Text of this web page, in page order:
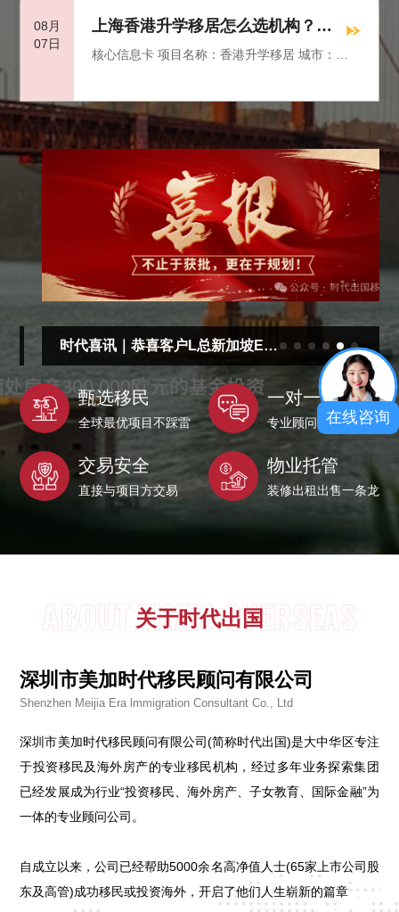
程、IANG、跨境就业、家庭安排 适合阅读人
群：广州企业主、外贸家庭、供应链从业者及计
08月
07日
上海香港升学移居怎么选机构？别
只看学校名气
核心信息卡 项目名称：香港升学移居 城市：上
居、友未来 主要观察维度：课程资格、职业匹
配、国际背景、IANG、永久居民 适合阅读人
群：上海国际化家庭、金融科技从业者、企业管
月
时代喜讯｜恭喜客户L总新加坡EP
成功获批
甄选移民
全球最优项目不踩雷
一对一咨询
专业顾问24小时服务
交易安全
直接与项目方交易
物业托管
装修出租出售一条龙
关于时代出国
ABOUT TIMES OVERSEAS
深圳市美加时代移民顾问有限公司
Shenzhen Meijia Era lmmigration Consultant Co., Ltd
深圳市美加时代移民顾问有限公司(简称时代出国)是大中华区专注
于投资移民及海外房产的专业移民机构，经过多年业务探索集团
已经发展成为行业“投资移民、海外房产、子女教育、国际金融”为
一体的专业顾问公司。
自成立以来，公司已经帮助5000余名高净值人士(65家上市公司股
东及高管)成功移民或投资海外，开启了他们人生崭新的篇章
在线咨询